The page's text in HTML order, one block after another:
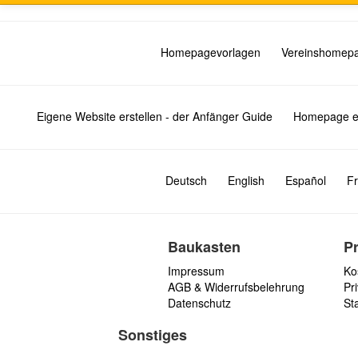
Homepagevorlagen
Eigene Website erstellen - der Anfänger Guide Homepage
Deutsch English Español
Baukasten
Impressum
AGB & Widerrufsbelehrung
Datenschutz
Sonstiges